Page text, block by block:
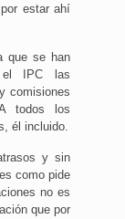
estar ahí
que se han
el IPC las
comisiones
todos los
él incluido.
y sin
como pide
no es
que por